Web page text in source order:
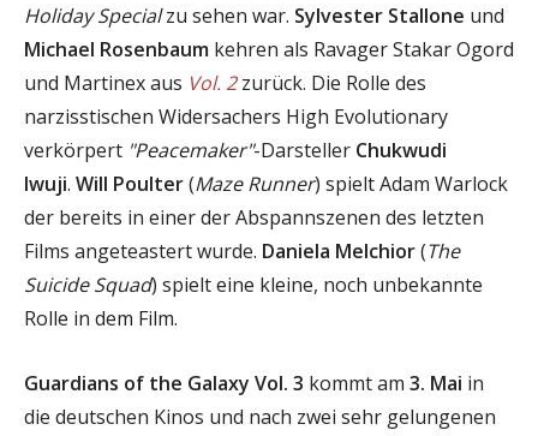
Holiday Specialzu sehen war. Sylvester Stallone und
Michael Rosenbaum kehren als Ravager Stakar Ogord
und Martinex aus Vol. 2zurück. Die Rolle des
narzisstischen Widersachers High Evolutionary
verkörpert "Peacemaker"-Darsteller Chukwudi
Iwuji. Will Poulter(Maze Runner) spielt Adam Warlock
der bereits in einer der Abspannszenen des letzten
Films angeteastert wurde. Daniela Melchior(The
Suicide Squad) spielt eine kleine, noch unbekannte
Rolle in dem Film.
Guardians of the Galaxy Vol. 3 kommt am 3. Mai in
die deutschen Kinos und nach zwei sehr gelungenen